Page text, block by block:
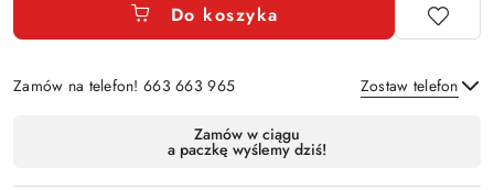
Do koszyka
Zamów na telefon! 663 663 965 Zostaw telefon
Wyślij
Zamów w ciągu
a paczkę wyślemy dziś!